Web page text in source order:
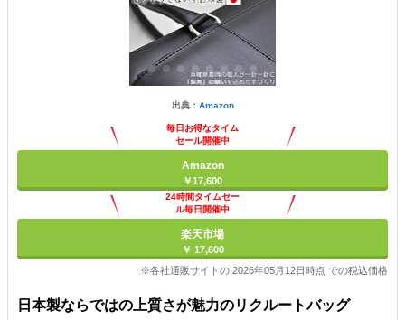
出典： Amazon
毎日お得なタイム
セール開催中
Amazon
￥17,600
24時間タイムセー
ル毎日開催中
楽天市場
￥ 17,600
※各社通販サイトの 2026年05月12日時点 での税込価格
日本製ならではの上質さが魅力のリクルートバッグ